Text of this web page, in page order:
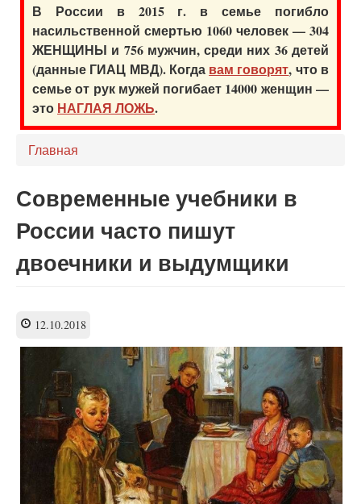
В России в 2015 г. в семье погибло
насильственной смертью 1060 человек — 304
ЖЕНЩИНЫ и 756 мужчин, среди них 36 детей
(данные ГИАЦ МВД). Когда вам говорят, что в
семье от рук мужей погибает 14000 женщин —
это НАГЛАЯ ЛОЖЬ.
Главная
Современные учебники в
России часто пишут
двоечники и выдумщики
12.10.2018